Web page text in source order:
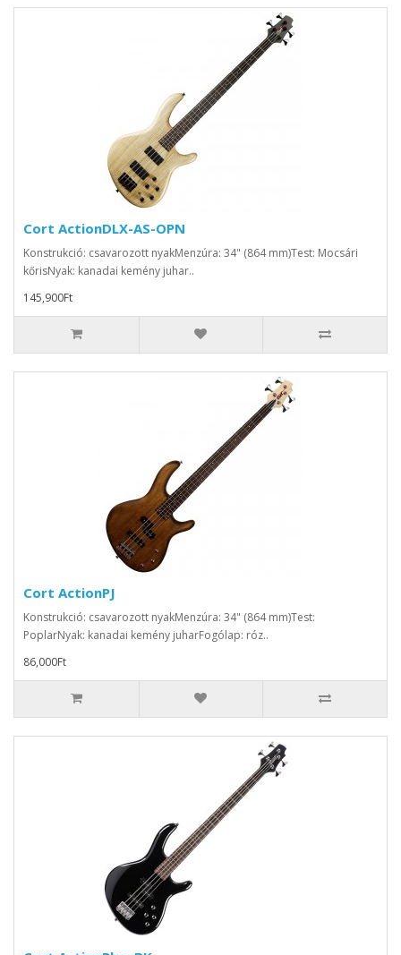
Cort ActionDLX-AS-OPN
Konstrukció: csavarozott nyakMenzúra: 34" (864 mm)Test: Mocsári
kőrisNyak: kanadai kemény juhar..
145,900Ft
Cort ActionPJ
Konstrukció: csavarozott nyakMenzúra: 34" (864 mm)Test:
PoplarNyak: kanadai kemény juharFogólap: róz..
86,000Ft